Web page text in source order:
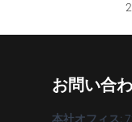
お問い合
本社オフィス: